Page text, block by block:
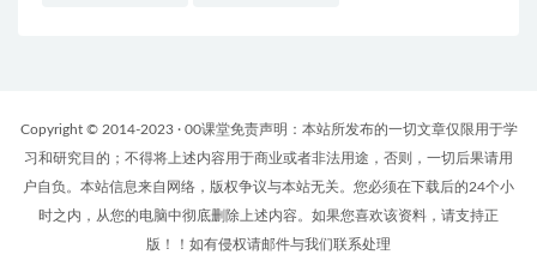
Copyright © 2014-2023 · 00课堂免责声明：本站所发布的一切文章仅限用于学
习和研究目的；不得将上述内容用于商业或者非法用途，否则，一切后果请用
户自负。本站信息来自网络，版权争议与本站无关。您必须在下载后的24个小
时之内，从您的电脑中彻底删除上述内容。如果您喜欢该资料，请支持正
版！！如有侵权请邮件与我们联系处理